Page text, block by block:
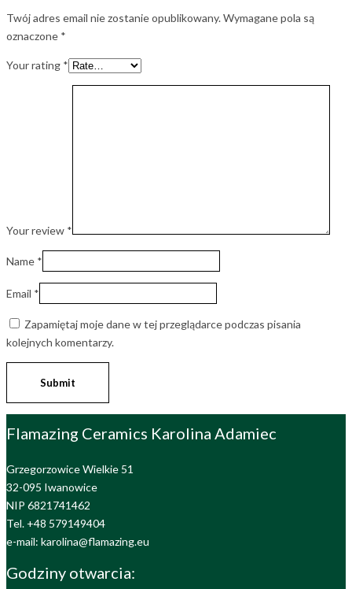
Twój adres email nie zostanie opublikowany.Wymagane pola są
oznaczone *
Your rating *
Your review *
Name *
Email *
Zapamiętaj moje dane w tej przeglądarce podczas pisania
kolejnych komentarzy.
Flamazing Ceramics Karolina Adamiec
Grzegorzowice Wielkie 51
32-095 Iwanowice
NIP 6821741462
Tel. +48 579149404
e-mail: karolina@flamazing.eu
Godziny otwarcia: